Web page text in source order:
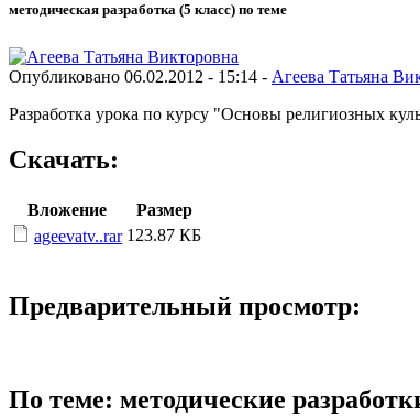
методическая разработка (5 класс) по теме
Опубликовано 06.02.2012 - 15:14 - Агеева Татьяна
Разработка урока по курсу "Основы религиозных
Скачать:
Вложение
Размер
ageevatv..rar 123.87 КБ
Предварительный просмотр:
По теме: методические